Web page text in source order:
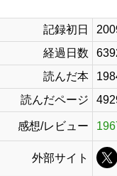
記録初日
経過日数
読んだ本
読んだページ
感想/レビュー
外部サイト